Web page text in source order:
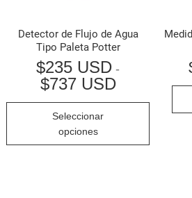
Detector de Flujo de Agua
Tipo Paleta Potter
$235 USD -
$737 USDRango
precios:
hasta
Seleccionar
opciones
tiene